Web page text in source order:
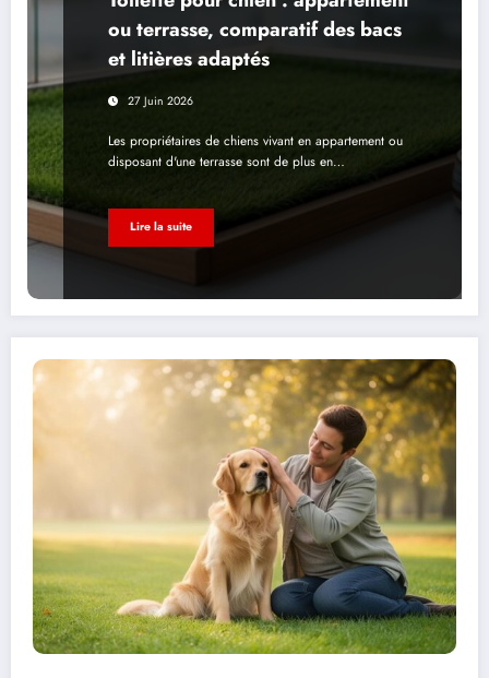
ou terrasse, comparatif des bacs
et litières adaptés
27 Juin 2026
Les propriétaires de chiens vivant en appartement ou
disposant d'une terrasse sont de plus en…
Lire la suite